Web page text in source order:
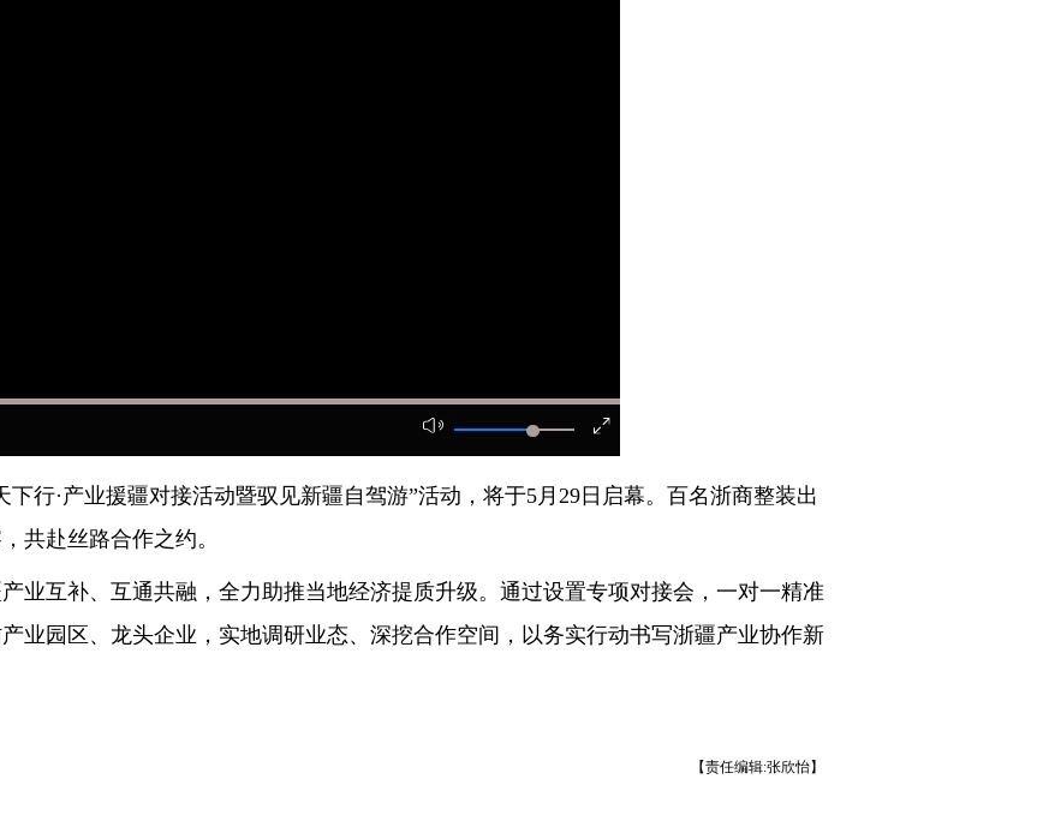
·产业援疆对接活动暨驭见新疆自驾游”活动，将于5月29日启幕。百名浙商整装出
共赴丝路合作之约。
互补、互通共融，全力助推当地经济提质升级。通过设置专项对接会，一对一精准
业园区、龙头企业，实地调研业态、深挖合作空间，以务实行动书写浙疆产业协作新
【责任编辑:张欣怡】